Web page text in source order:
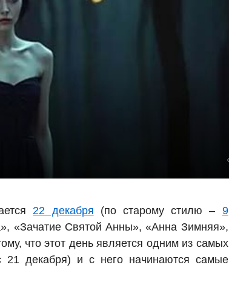
22 декабря (по старому стилю – 9
«Зачатие Святой Анны», «Анна Зимняя»,
что этот день является одним из самых
21 декабря) и с него начинаются самые